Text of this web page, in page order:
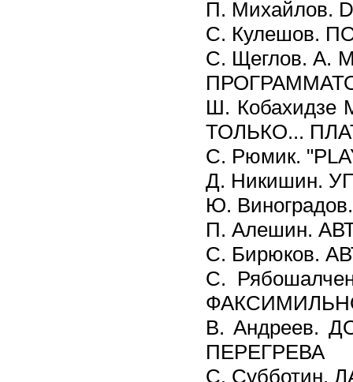
П. Михайлов.
С. Кулешов.
С. Щеглов. А.
Ш.
ТОЛЬКО...
С. Рюмик.
Д. Никишин.
Ю.
П. Алешин.
С. Бирюков.
С.
B. Андреев.
ПЕРЕГРЕВА
C.